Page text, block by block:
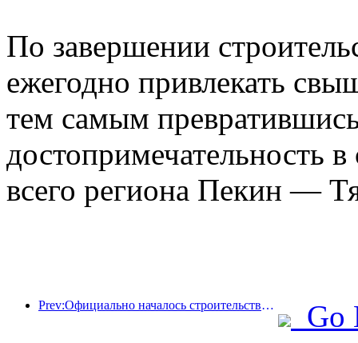
По завершении
ежегодно привлекать
тем самым
достопримечательность
всего региона Пекин —
Prev:Официально началось строительство жилого комплекса 'Сиань Цюйцзян Тайпинфан', общая площадь застройки которого составляет 137 000 квадратных метров.
Go